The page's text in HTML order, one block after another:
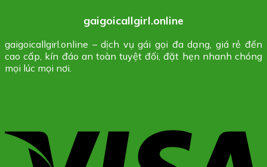
gaigoicallgirl.online
gaigoicallgirl.online – dịch vụ gái gọi đa dạng, giá rẻ đến
cao cấp, kín đáo an toàn tuyệt đối, đặt hẹn nhanh chóng
mọi lúc mọi nơi.